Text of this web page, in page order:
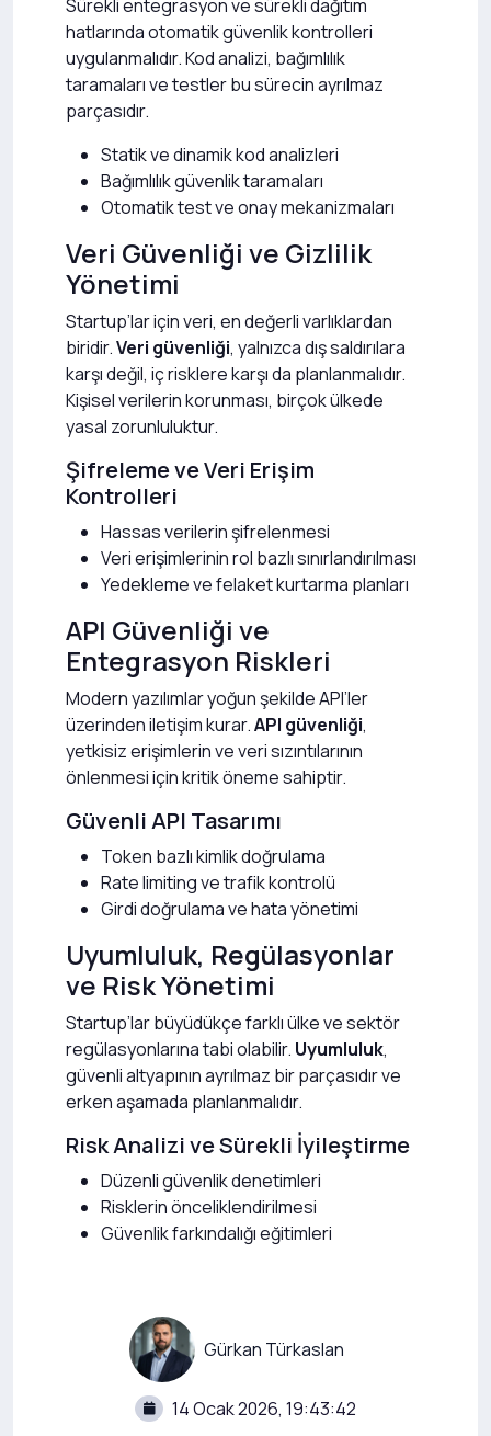
Sürekli entegrasyon ve sürekli dağıtım
hatlarında otomatik güvenlik kontrolleri
uygulanmalıdır. Kod analizi, bağımlılık
taramaları ve testler bu sürecin ayrılmaz
parçasıdır.
Statik ve dinamik kod analizleri
Bağımlılık güvenlik taramaları
Otomatik test ve onay mekanizmaları
Veri Güvenliği ve Gizlilik
Yönetimi
Startup’lar için veri, en değerli varlıklardan
biridir.Veri güvenliği, yalnızca dış saldırılara
karşı değil, iç risklere karşı da planlanmalıdır.
Kişisel verilerin korunması, birçok ülkede
yasal zorunluluktur.
Şifreleme ve Veri Erişim
Kontrolleri
Hassas verilerin şifrelenmesi
Veri erişimlerinin rol bazlı sınırlandırılması
Yedekleme ve felaket kurtarma planları
API Güvenliği ve
Entegrasyon Riskleri
Modern yazılımlar yoğun şekilde API’ler
üzerinden iletişim kurar.API güvenliği,
yetkisiz erişimlerin ve veri sızıntılarının
önlenmesi için kritik öneme sahiptir.
Güvenli API Tasarımı
Token bazlı kimlik doğrulama
Rate limiting ve trafik kontrolü
Girdi doğrulama ve hata yönetimi
Uyumluluk, Regülasyonlar
ve Risk Yönetimi
Startup’lar büyüdükçe farklı ülke ve sektör
regülasyonlarına tabi olabilir. Uyumluluk,
güvenli altyapının ayrılmaz bir parçasıdır ve
erken aşamada planlanmalıdır.
Risk Analizi ve Sürekli İyileştirme
Düzenli güvenlik denetimleri
Risklerin önceliklendirilmesi
Güvenlik farkındalığı eğitimleri
Gürkan Türkaslan
14 Ocak 2026, 19:43:42